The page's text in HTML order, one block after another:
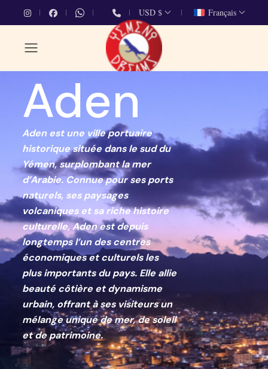
USD $ Français
Aden
Aden est une ville portuaire
historique située dans le sud du
Yémen, surplombant la mer
d’Arabie. Connue pour ses ports
naturels, ses paysages
volcaniques et sa riche histoire
culturelle, Aden est depuis
longtemps l’un des centres
économiques et culturels les
plus importants du pays. Elle allie
beauté côtière et dynamisme
urbain, offrant à ses visiteurs un
mélange unique de mer, de soleil
et de patrimoine.